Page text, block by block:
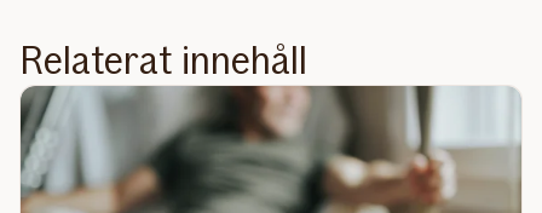
Relaterat innehåll